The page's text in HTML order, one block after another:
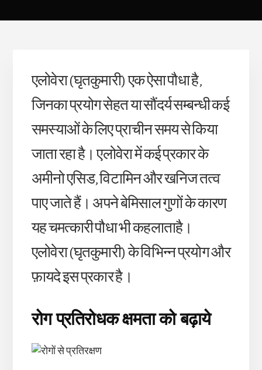
एलोवेरा (घृतकुमारी) एक ऐसा पौधा है,
जिनका प्रयोग सेहत या सौंदर्य सम्बन्धी कई
समस्याओं के लिए प्राचीन समय से किया
जाता रहा है। एलोवेरा में कई प्रकार के
अमीनो एसिड, विटामिन और खनिज तत्व
पाए जाते हैं। अपने बेमिसाल गुणों के कारण
यह चमत्कारी पौधा भी कहलाताहै।
एलोवेरा (घृतकुमारी) के विभिन्न प्रयोग और
फ़ायदे इस प्रकार है।
रोग प्रतिरोधक क्षमता को बढ़ाये